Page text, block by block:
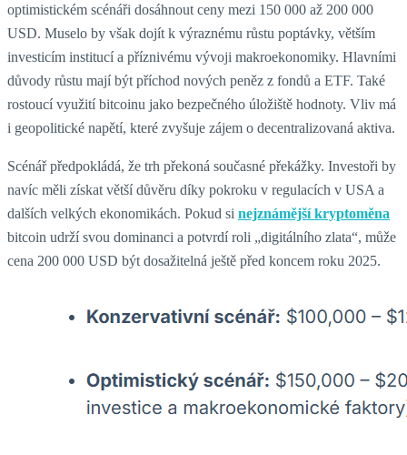
optimistickém scénáři dosáhnout ceny mezi 150 000 až 200 000
USD. Muselo by však dojít k výraznému růstu poptávky, větším
investicím institucí a příznivému vývoji makroekonomiky. Hlavními
důvody růstu mají být příchod nových peněz z fondů a ETF. Také
rostoucí využití bitcoinu jako bezpečného úložiště hodnoty. Vliv má
i geopolitické napětí, které zvyšuje zájem o decentralizovaná aktiva.
Scénář předpokládá, že trh překoná současné překážky. Investoři by
navíc měli získat větší důvěru díky pokroku v regulacích v USA a
dalších velkých ekonomikách. Pokud si nejznámější kryptoměna
bitcoin udrží svou dominanci a potvrdí roli „digitálního zlata“, může
cena 200 000 USD být dosažitelná ještě před koncem roku 2025.